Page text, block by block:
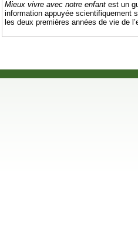
Mieux vivre avec notre enfant est un
information appuyée scientifiquement
les deux premières années de vie de